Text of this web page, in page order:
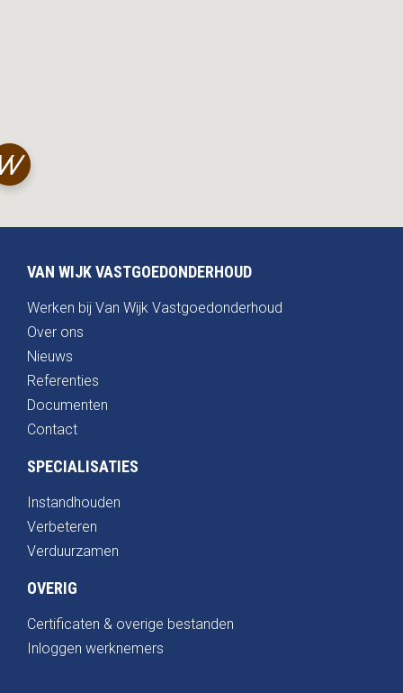
VAN WIJK VASTGOEDONDERHOUD
Werken bij Van Wijk Vastgoedonderhoud
Over ons
Nieuws
Referenties
Documenten
Contact
SPECIALISATIES
Instandhouden
Verbeteren
Verduurzamen
OVERIG
Certificaten & overige bestanden
Inloggen werknemers